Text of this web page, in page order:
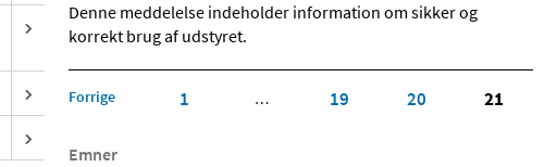
Denne meddelelse indeholder information om sikker og
korrekt brug af udstyret.
Forrige 1 … 19 20 21
Emner